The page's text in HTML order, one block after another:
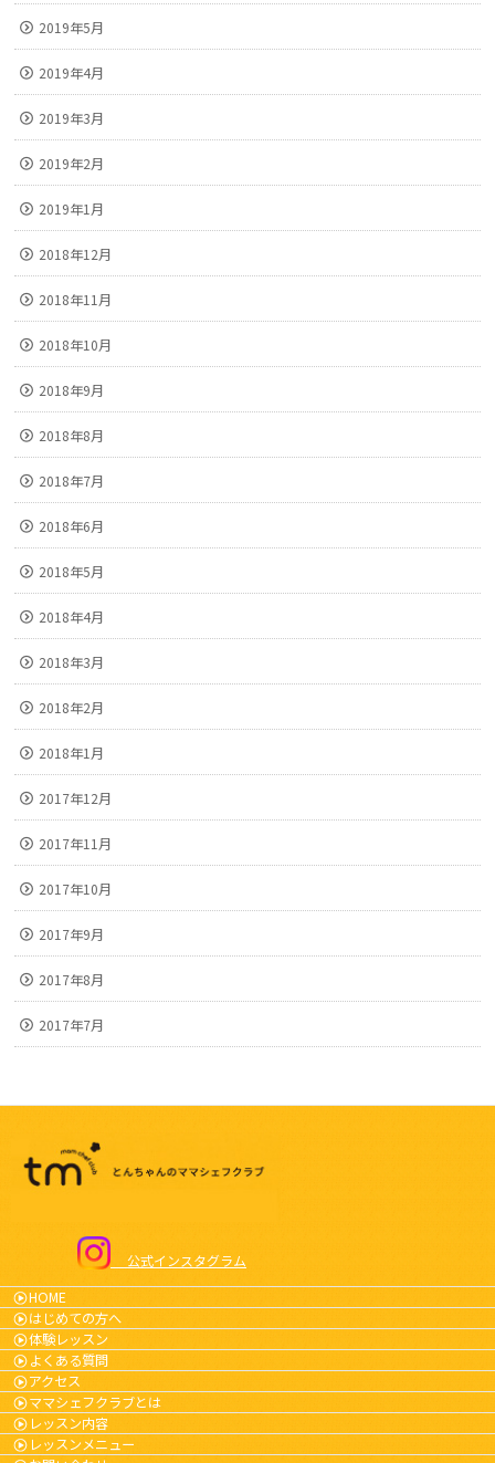
2019年5月
2019年4月
2019年3月
2019年2月
2019年1月
2018年12月
2018年11月
2018年10月
2018年9月
2018年8月
2018年7月
2018年6月
2018年5月
2018年4月
2018年3月
2018年2月
2018年1月
2017年12月
2017年11月
2017年10月
2017年9月
2017年8月
2017年7月
公式インスタグラム
HOME
はじめての方へ
体験レッスン
よくある質問
アクセス
ママシェフクラブとは
レッスン内容
レッスンメニュー